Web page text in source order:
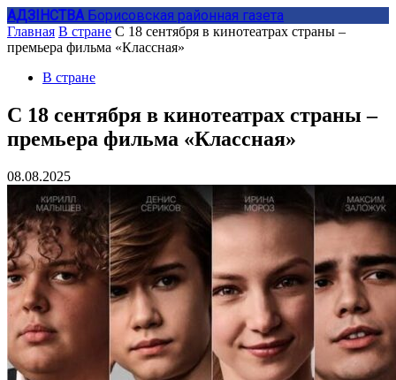
АДЗIНСТВА Борисовская районная газета
Главная В стране С 18 сентября в кинотеатрах страны –
премьера фильма «Классная»
В стране
С 18 сентября в кинотеатрах страны –
премьера фильма «Классная»
08.08.2025